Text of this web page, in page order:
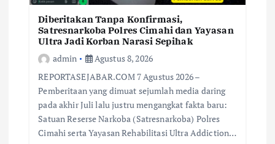
Diberitakan Tanpa Konfirmasi,
Satresnarkoba Polres Cimahi dan Yayasan
Ultra Jadi Korban Narasi Sepihak
admin
Agustus 8, 2026
REPORTASEJABAR.COM 7 Agustus 2026 –
Pemberitaan yang dimuat sejumlah media daring
pada akhir Juli lalu justru mengangkat fakta baru:
Satuan Reserse Narkoba (Satresnarkoba) Polres
Cimahi serta Yayasan Rehabilitasi Ultra Addiction…